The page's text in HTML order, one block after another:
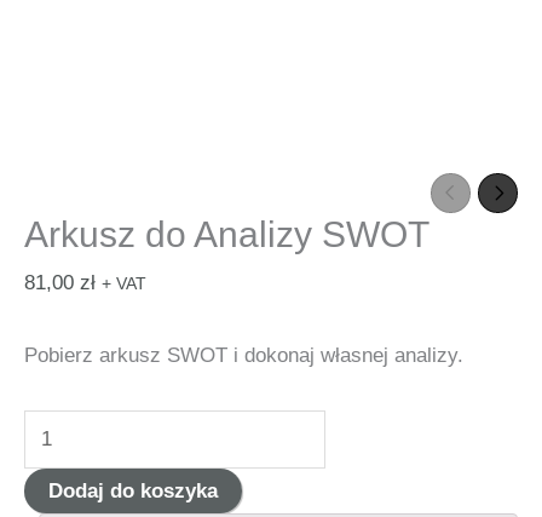
Arkusz do Analizy SWOT
81,00 zł + VAT
Pobierz arkusz SWOT i dokonaj własnej analizy.
ilość
Arkusz
do
Dodaj do koszyka